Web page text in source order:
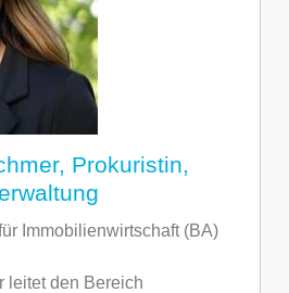
Prokuristin,
Immobilienwirtschaft (BA)
leitet den Bereich